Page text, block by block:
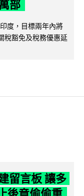
部
度，目標兩年內將
稅豁免及稅務優惠延
留言板 讓多